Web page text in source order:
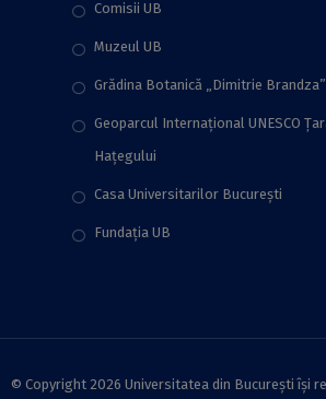
Comisii UB
Muzeul UB
Grădina Botanică „Dimitrie Brandza”
Geoparcul Internațional UNESCO
Hațegului
Casa Universitarilor București
Fundaţia UB
© Copyright 2026 Universitatea din București își